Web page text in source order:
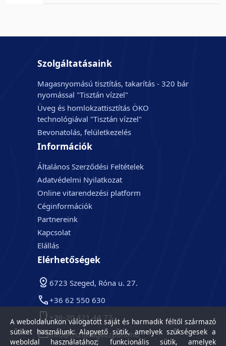
Szolgáltatásaink
Magasnyomású tisztítás, takarítás - 320 bár
nyomással "Tisztán vízzel"
Üveg és homlokzattisztítás ÖKO
technológiával "Tisztán vízzel"
Bevonatolás, felületkezelés
Információk
Általános Szerződési Feltételek
Adatvédelmi Nyilatkozat
Online vitarendezési platform
Céginformációk
Partnereink
Kapcsolat
Elállás
Elérhetőségek
6723 Szeged, Róna u. 27.
+36 62 550 630
+36-20 421 44 72
info@tisztasagkozpont.hu
A weboldalunkon válogatott saját és harmadik féltől származó
sütiket használunk: Alapvető sütik, amelyek szükségesek a
weboldal használatához; funkcionális sütik, amelyek